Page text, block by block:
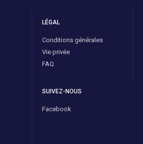
LÉGAL
Conditions générales
Vie privée
FAQ
SUIVEZ-NOUS
Facebook